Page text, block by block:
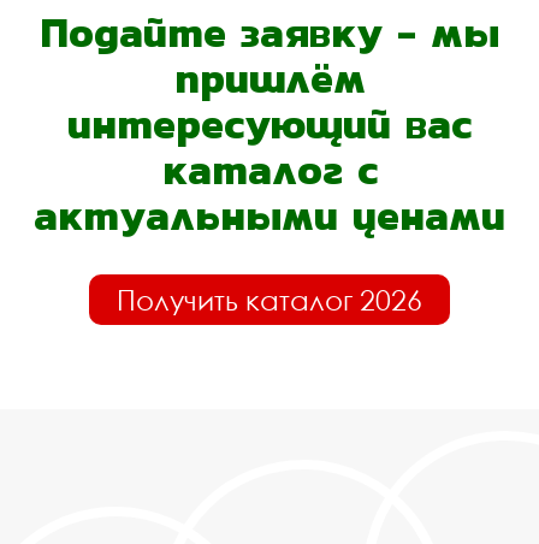
Подайте заявку - мы
пришлём
интересующий вас
каталог с
актуальными ценами
Получить каталог 2026